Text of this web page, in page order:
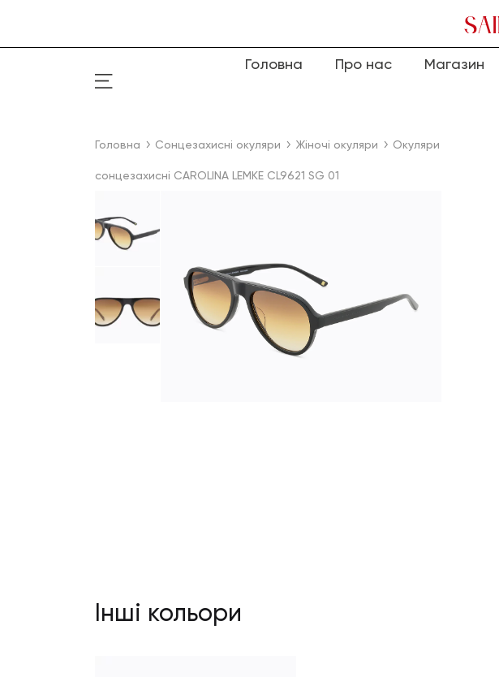
Головна Про нас Магазин
Головна Сонцезахисні окуляри Жіночі окуляри Окуляри
сонцезахисні CAROLINA LEMKE CL9621 SG 01
Інші кольори